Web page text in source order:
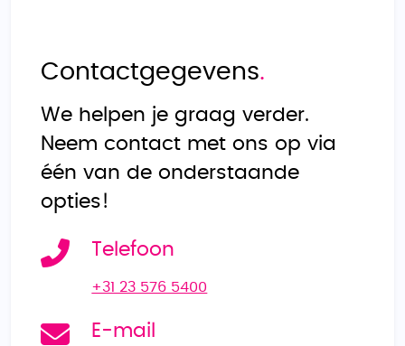
Contactgegevens.
We helpen je graag verder.
Neem contact met ons op via
één van de onderstaande
opties!
Telefoon
+31 23 576 5400
E-mail